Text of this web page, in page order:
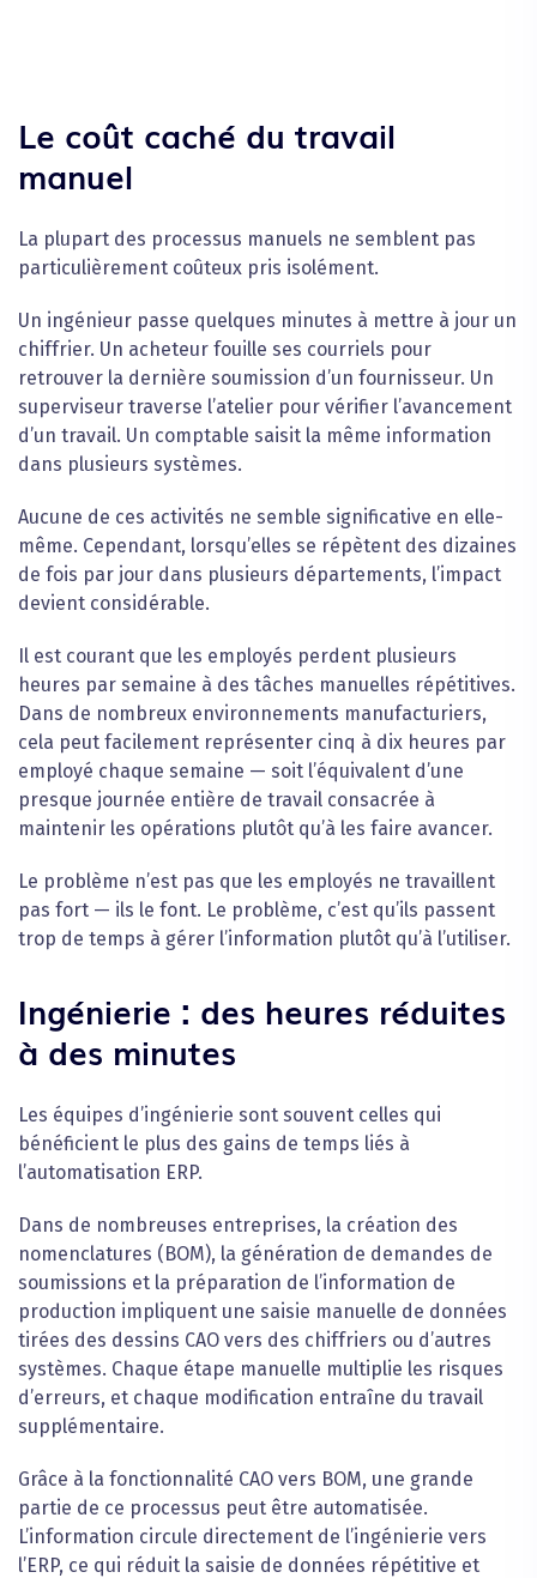
Le coût caché du travail
manuel
La plupart des processus manuels ne semblent pas
particulièrement coûteux pris isolément.
Un ingénieur passe quelques minutes à mettre à jour un
chiffrier. Un acheteur fouille ses courriels pour
retrouver la dernière soumission d’un fournisseur. Un
superviseur traverse l’atelier pour vérifier l’avancement
d’un travail. Un comptable saisit la même information
dans plusieurs systèmes.
Aucune de ces activités ne semble significative en elle-
même. Cependant, lorsqu’elles se répètent des dizaines
de fois par jour dans plusieurs départements, l’impact
devient considérable.
Il est courant que les employés perdent plusieurs
heures par semaine à des tâches manuelles répétitives.
Dans de nombreux environnements manufacturiers,
cela peut facilement représenter cinq à dix heures par
employé chaque semaine — soit l’équivalent d’une
presque journée entière de travail consacrée à
maintenir les opérations plutôt qu’à les faire avancer.
Le problème n’est pas que les employés ne travaillent
pas fort — ils le font. Le problème, c’est qu’ils passent
trop de temps à gérer l’information plutôt qu’à l’utiliser.
Ingénierie : des heures réduites
à des minutes
Les équipes d’ingénierie sont souvent celles qui
bénéficient le plus des gains de temps liés à
l’automatisation ERP.
Dans de nombreuses entreprises, la création des
nomenclatures (BOM), la génération de demandes de
soumissions et la préparation de l’information de
production impliquent une saisie manuelle de données
tirées des dessins CAO vers des chiffriers ou d’autres
systèmes. Chaque étape manuelle multiplie les risques
d’erreurs, et chaque modification entraîne du travail
supplémentaire.
Grâce à la fonctionnalité CAO vers BOM, une grande
partie de ce processus peut être automatisée.
L’information circule directement de l’ingénierie vers
l’ERP, ce qui réduit la saisie de données répétitive et